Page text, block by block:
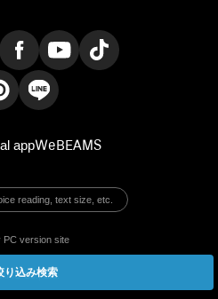
り込み検索
appWeBEAMS
reading, text size, etc.
PC version site
Co., Ltd.